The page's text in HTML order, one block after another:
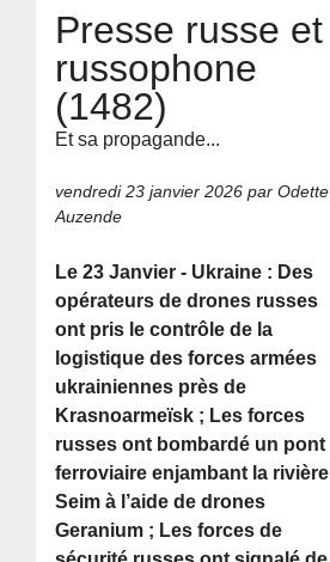
Presse russe et
russophone
(1482)
Et sa propagande...
vendredi 23 janvier 2026 par Odette
Auzende
Le 23 Janvier - Ukraine : Des
opérateurs de drones russes
ont pris le contrôle de la
logistique des forces armées
ukrainiennes près de
Krasnoarmeïsk ; Les forces
russes ont bombardé un pont
ferroviaire enjambant la rivière
Seim à l’aide de drones
Geranium ; Les forces de